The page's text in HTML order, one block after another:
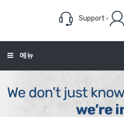
Support
메뉴